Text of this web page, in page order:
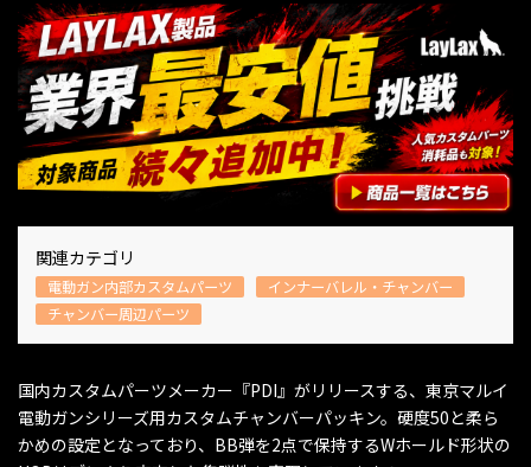
関連カテゴリ
電動ガン内部カスタムパーツ
インナーバレル・チャンバー
チャンバー周辺パーツ
国内カスタムパーツメーカー『PDI』がリリースする、東京マルイ
電動ガンシリーズ用カスタムチャンバーパッキン。硬度50と柔ら
かめの設定となっており、BB弾を2点で保持するWホールド形状の